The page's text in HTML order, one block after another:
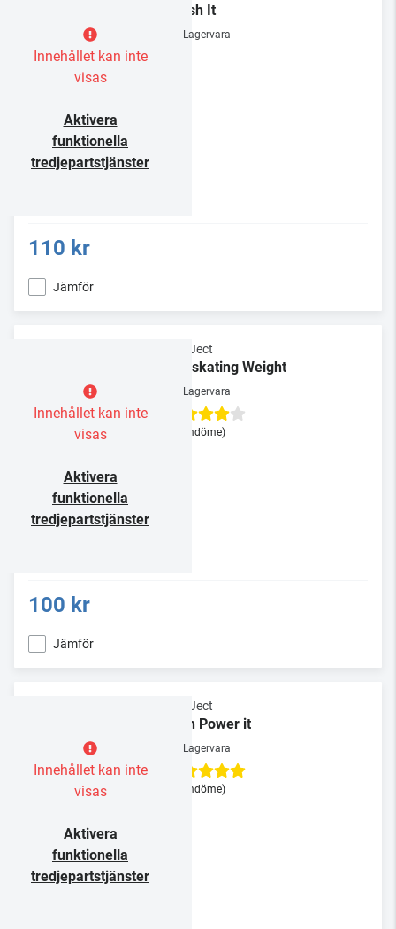
Innehållet kan inte
visas
Aktivera
funktionella
tredjepartstjänster
Brush It
Lagervara
110 kr
Jämför
Innehållet kan inte
visas
Aktivera
funktionella
tredjepartstjänster
Pro-Ject
Antiskating Weight
Lagervara
(1 omdöme)
100 kr
Jämför
Innehållet kan inte
visas
Aktivera
funktionella
tredjepartstjänster
Pro-Ject
High Power it
Lagervara
(1 omdöme)